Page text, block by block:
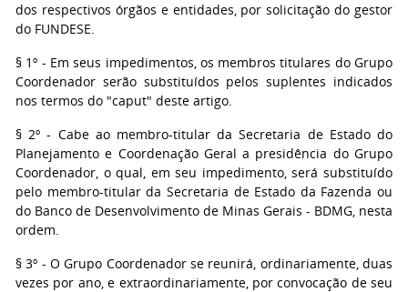
dos respectivos órgãos e entidades, por solicitação do gestor
do FUNDESE.
§ 1º - Em seus impedimentos, os membros titulares do Grupo
Coordenador serão substituídos pelos suplentes indicados
nos termos do "caput" deste artigo.
§ 2º - Cabe ao membro-titular da Secretaria de Estado do
Planejamento e Coordenação Geral a presidência do Grupo
Coordenador, o qual, em seu impedimento, será substituído
pelo membro-titular da Secretaria de Estado da Fazenda ou
do Banco de Desenvolvimento de Minas Gerais - BDMG, nesta
ordem.
§ 3º - O Grupo Coordenador se reunirá, ordinariamente, duas
vezes por ano, e extraordinariamente, por convocação de seu